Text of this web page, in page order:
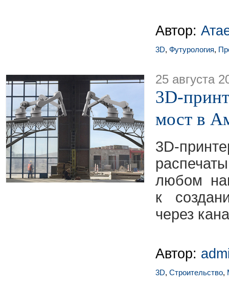
Автор:
3D, Футурология,
25 августа
3D-
мост в
3D-
любом
к
через
Автор:
3D, Строительство,